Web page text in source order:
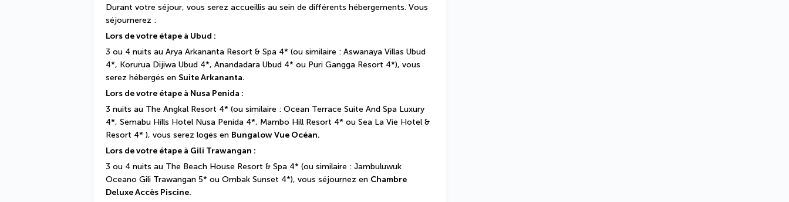
Durant votre séjour, vous serez accueillis au sein de différents hébergements. Vous
séjournerez :
Lors de votre étape à Ubud :
3 ou 4 nuits au Arya Arkananta Resort & Spa 4* (ou similaire : Aswanaya Villas Ubud
4*, Korurua Dijiwa Ubud 4*, Anandadara Ubud 4* ou Puri Gangga Resort 4*), vous
serez hébergés en Suite Arkananta.
Lors de votre étape à Nusa Penida :
3 nuits au The Angkal Resort 4* (ou similaire : Ocean Terrace Suite And Spa Luxury
4*, Semabu Hills Hotel Nusa Penida 4*, Mambo Hill Resort 4* ou Sea La Vie Hotel &
Resort 4* ), vous serez logés en Bungalow Vue Océan.
Lors de votre étape à Gili Trawangan :
3 ou 4 nuits au The Beach House Resort & Spa 4* (ou similaire : Jambuluwuk
Oceano Gili Trawangan 5* ou Ombak Sunset 4*), vous séjournez en Chambre
Deluxe Accès Piscine.